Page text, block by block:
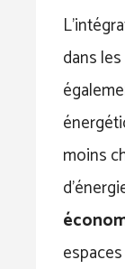
dans
moins